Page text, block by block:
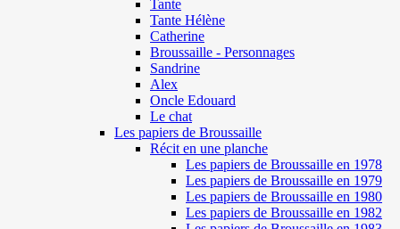
Tante
Tante Hélène
Catherine
Broussaille - Personnages
Sandrine
Alex
Oncle Edouard
Le chat
Les papiers de Broussaille
Récit en une planche
Les papiers de Broussaille en 1978
Les papiers de Broussaille en 1979
Les papiers de Broussaille en 1980
Les papiers de Broussaille en 1982